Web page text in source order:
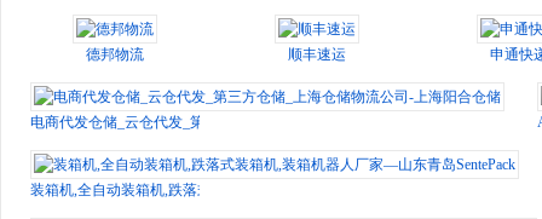
德邦物流 顺丰速运 申通快
电商代发仓储_云仓代发_第三方仓储_上海仓储物流公司-上海阳合仓储
装箱机,全自动装箱机,跌落式装箱机,装箱机器人厂家—山东青岛SentePack